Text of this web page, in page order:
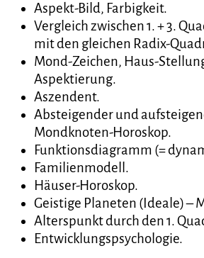
Aspekt-Bild, Farbigkeit.
Vergleich zwischen 1. + 3.
mit den gleichen Radix-
Mond-Zeichen, Haus-
Aspektierung.
Aszendent.
Absteigender und
Mondknoten-Horoskop.
Funktionsdiagramm (=
Familienmodell.
Häuser-Horoskop.
Geistige Planeten (Ideale) –
Alterspunkt durch den 1.
Entwicklungspsychologie.